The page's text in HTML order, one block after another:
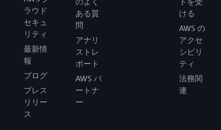
ラウド
セキュ
リティ
最新情
報
ブログ
プレス
リリー
ス
ある質
問
アナリ
ストレ
ポート
AWS パ
ートナ
ー
ける
AWS の
アクセ
シビリ
ティ
法務関
連